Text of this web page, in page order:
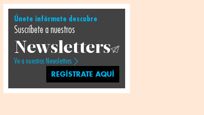
Únete infórmate descubre
Suscríbete a nuestros
Newsletters
Ve a nuestros Newsletters
REGÍSTRATE AQUÍ